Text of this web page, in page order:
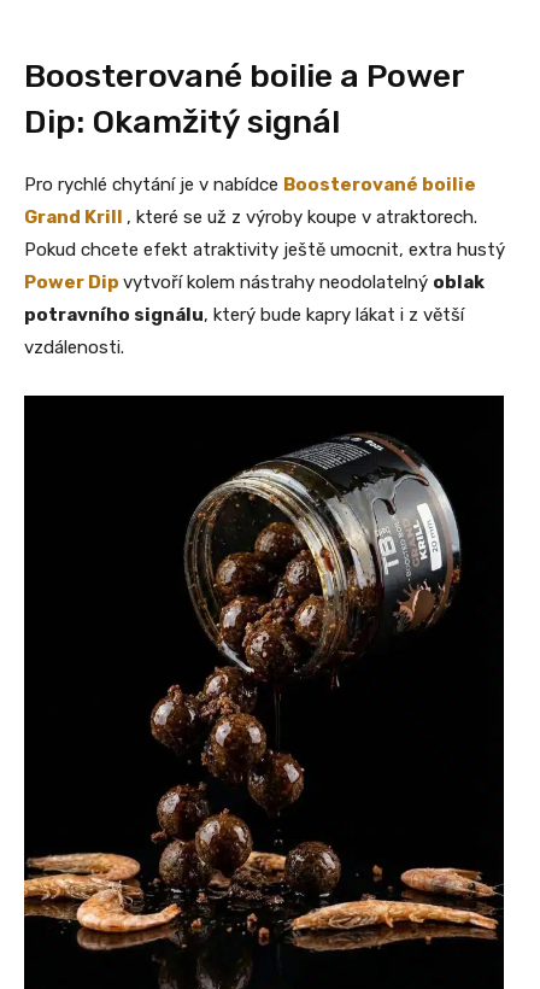
Boosterované boilie a Power
Dip: Okamžitý signál
Pro rychlé chytání je v nabídce Boosterované boilie
Grand Krill , které se už z výroby koupe v atraktorech.
Pokud chcete efekt atraktivity ještě umocnit, extra hustý
Power Dip vytvoří kolem nástrahy neodolatelný oblak
potravního signálu, který bude kapry lákat i z větší
vzdálenosti.